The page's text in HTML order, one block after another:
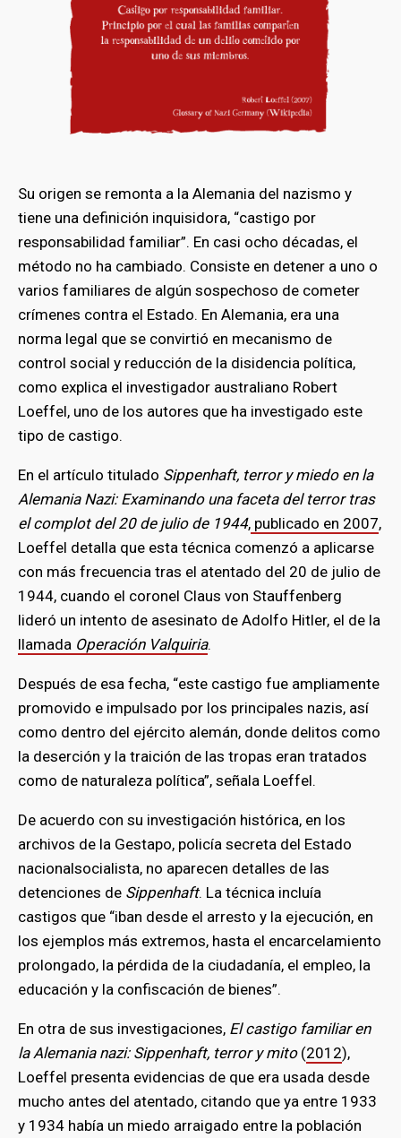
Su origen se remonta a la Alemania del nazismo y
tiene una definición inquisidora, “castigo por
responsabilidad familiar”. En casi ocho décadas, el
método no ha cambiado. Consiste en detener a uno o
varios familiares de algún sospechoso de cometer
crímenes contra el Estado. En Alemania, era una
norma legal que se convirtió en mecanismo de
control social y reducción de la disidencia política,
como explica el investigador australiano Robert
Loeffel, uno de los autores que ha investigado este
tipo de castigo.
En el artículo titulado Sippenhaft, terror y miedo en la
Alemania Nazi: Examinando una faceta del terror tras
el complot del 20 de julio de 1944, publicado en 2007,
Loeffel detalla que esta técnica comenzó a aplicarse
con más frecuencia tras el atentado del 20 de julio de
1944, cuando el coronel Claus von Stauffenberg
lideró un intento de asesinato de Adolfo Hitler, el de la
llamada Operación Valquiria.
Después de esa fecha, “este castigo fue ampliamente
promovido e impulsado por los principales nazis, así
como dentro del ejército alemán, donde delitos como
la deserción y la traición de las tropas eran tratados
como de naturaleza política”, señala Loeffel.
De acuerdo con su investigación histórica, en los
archivos de la Gestapo, policía secreta del Estado
nacionalsocialista, no aparecen detalles de las
detenciones de Sippenhaft. La técnica incluía
castigos que “iban desde el arresto y la ejecución, en
los ejemplos más extremos, hasta el encarcelamiento
prolongado, la pérdida de la ciudadanía, el empleo, la
educación y la confiscación de bienes”.
En otra de sus investigaciones, El castigo familiar en
la Alemania nazi: Sippenhaft, terror y mito (2012),
Loeffel presenta evidencias de que era usada desde
mucho antes del atentado, citando que ya entre 1933
y 1934 había un miedo arraigado entre la población